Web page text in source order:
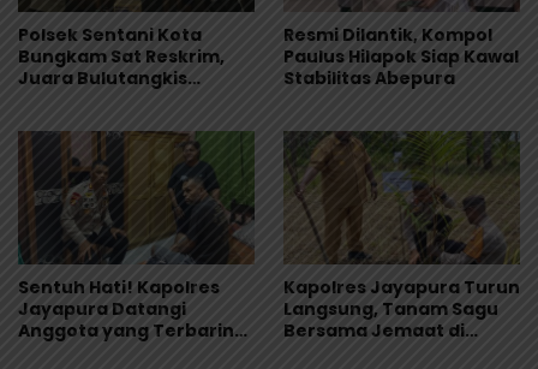
Polsek Sentani Kota
Bungkam Sat Reskrim,
Juara Bulutangkis
Resmi Dilantik, Kompol
Paulus Hilapok Siap Kawal
Stabilitas Abepura
Sentuh Hati! Kapolres
Jayapura Datangi
Anggota yang Terbaring
Kapolres Jayapura Turun
Langsung, Tanam Sagu
Bersama Jemaat di